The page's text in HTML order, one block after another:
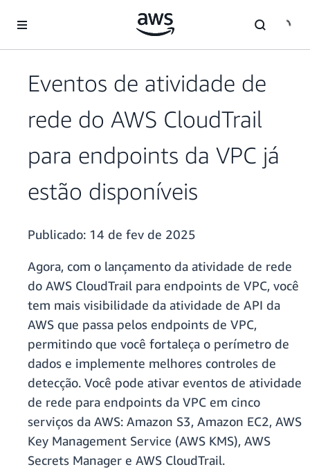
Pular para o conteúdo principal
Eventos de atividade de
rede do AWS CloudTrail
para endpoints da VPC já
estão disponíveis
Publicado: 14 de fev de 2025
Agora, com o lançamento da atividade de rede
do AWS CloudTrail para endpoints de VPC, você
tem mais visibilidade da atividade de API da
AWS que passa pelos endpoints de VPC,
permitindo que você fortaleça o perímetro de
dados e implemente melhores controles de
detecção. Você pode ativar eventos de atividade
de rede para endpoints da VPC em cinco
serviços da AWS: Amazon S3, Amazon EC2, AWS
Key Management Service (AWS KMS), AWS
Secrets Manager e AWS CloudTrail.